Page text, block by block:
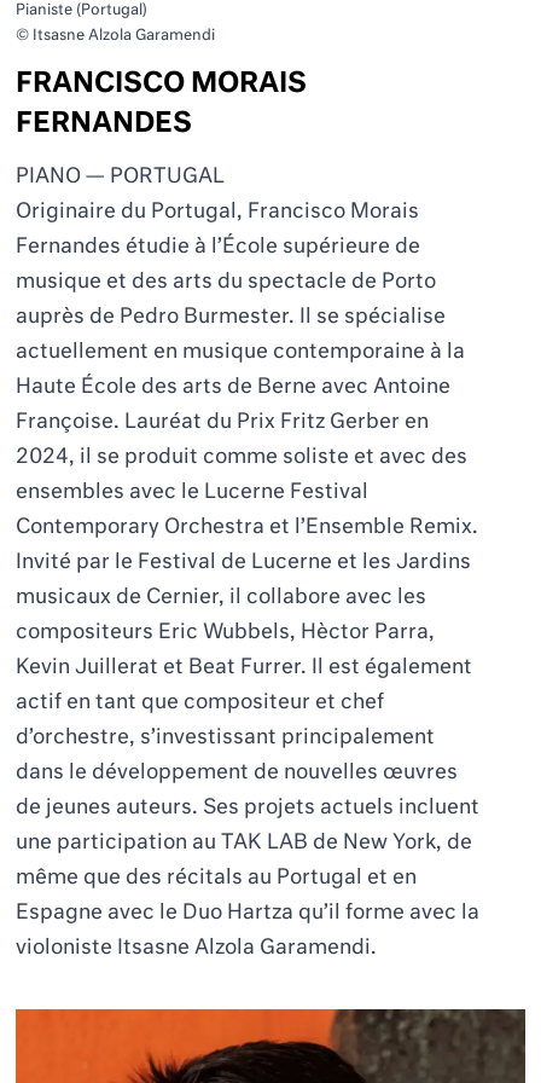
Pianiste (Portugal)
© Itsasne Alzola Garamendi
FRANCISCO MORAIS
FERNANDES
PIANO — PORTUGAL
Originaire du Portugal, Francisco Morais
Fernandes étudie à l’École supérieure de
musique et des arts du spectacle de Porto
auprès de Pedro Burmester. Il se spécialise
actuellement en musique contemporaine à la
Haute École des arts de Berne avec Antoine
Françoise. Lauréat du Prix Fritz Gerber en
2024, il se produit comme soliste et avec des
ensembles avec le Lucerne Festival
Contemporary Orchestra et l’Ensemble Remix.
Invité par le Festival de Lucerne et les Jardins
musicaux de Cernier, il collabore avec les
compositeurs Eric Wubbels, Hèctor Parra,
Kevin Juillerat et Beat Furrer. Il est également
actif en tant que compositeur et chef
d’orchestre, s’investissant principalement
dans le développement de nouvelles œuvres
de jeunes auteurs. Ses projets actuels incluent
une participation au TAK LAB de New York, de
même que des récitals au Portugal et en
Espagne avec le Duo Hartza qu’il forme avec la
violoniste Itsasne Alzola Garamendi.
MAX GRIMM